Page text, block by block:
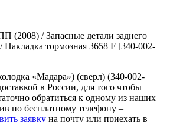
(2008) / Запасные детали заднего
Накладка тормозная 3658 F [340-002-
«Мадара») (сверл) (340-002-
в России, для того чтобы
обратиться к одному из наших
по бесплатному телефону –
заявку на почту или приехать в